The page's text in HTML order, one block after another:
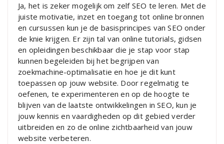
Ja, het is zeker mogelijk om zelf SEO te leren. Met de
juiste motivatie, inzet en toegang tot online bronnen
en cursussen kun je de basisprincipes van SEO onder
de knie krijgen. Er zijn tal van online tutorials, gidsen
en opleidingen beschikbaar die je stap voor stap
kunnen begeleiden bij het begrijpen van
zoekmachine-optimalisatie en hoe je dit kunt
toepassen op jouw website. Door regelmatig te
oefenen, te experimenteren en op de hoogte te
blijven van de laatste ontwikkelingen in SEO, kun je
jouw kennis en vaardigheden op dit gebied verder
uitbreiden en zo de online zichtbaarheid van jouw
website verbeteren.